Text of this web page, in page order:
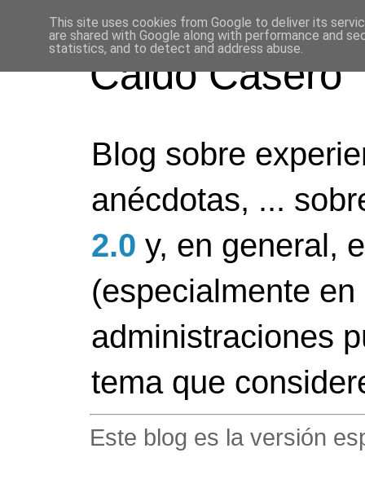
Caldo Casero
Blog sobre
anécdotas, ...
2.0 y, en general,
(especialmente
administraciones
tema que
Este blog es la versión
This site uses cookies from Google to deliver its
are shared with Google along with performance and
statistics, and to detect and address abuse.